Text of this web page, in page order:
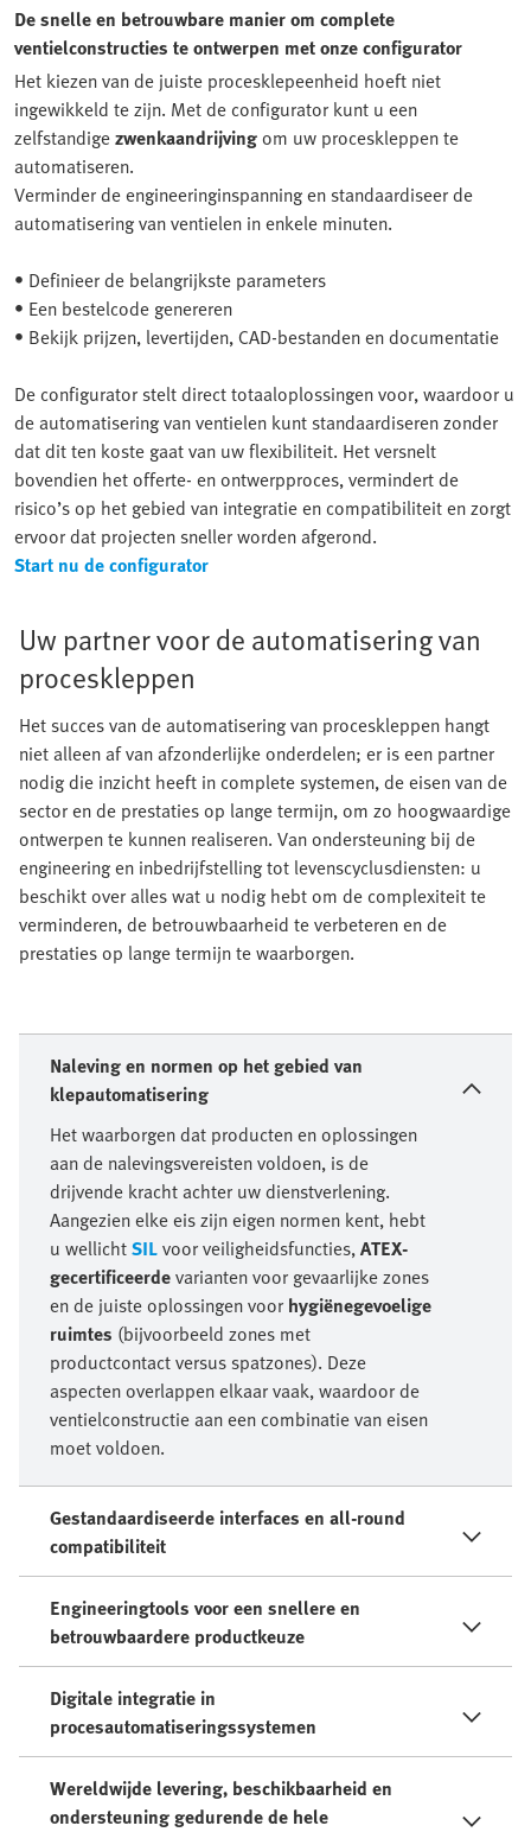
De snelle en betrouwbare manier om complete
ventielconstructies te ontwerpen met onze configurator
Het kiezen van de juiste procesklepeenheid hoeft niet
ingewikkeld te zijn. Met de configurator kunt u een
zelfstandigezwenkaandrijvingom uw proceskleppen te
automatiseren.
Verminder de engineeringinspanning en standaardiseer de
automatisering van ventielen in enkele minuten.
• Definieer de belangrijkste parameters
• Een bestelcode genereren
• Bekijk prijzen, levertijden, CAD-bestanden en documentatie
De configurator stelt direct totaaloplossingen voor, waardoor u
de automatisering van ventielen kunt standaardiseren zonder
dat dit ten koste gaat van uw flexibiliteit. Het versnelt
bovendien het offerte- en ontwerpproces, vermindert de
risico’s op het gebied van integratie en compatibiliteit en zorgt
ervoor dat projecten sneller worden afgerond.
Start nu de configurator
Uw partner voor de automatisering van
proceskleppen
Het succes van de automatisering van proceskleppen hangt
niet alleen af van afzonderlijke onderdelen; er is een partner
nodig die inzicht heeft in complete systemen, de eisen van de
sector en de prestaties op lange termijn, om zo hoogwaardige
ontwerpen te kunnen realiseren. Van ondersteuning bij de
engineering en inbedrijfstelling tot levenscyclusdiensten: u
beschikt over alles wat u nodig hebt om de complexiteit te
verminderen, de betrouwbaarheid te verbeteren en de
prestaties op lange termijn te waarborgen.
Naleving en normen op het gebied van
klepautomatisering
Het waarborgen dat producten en oplossingen
aan de nalevingsvereisten voldoen, is de
drijvende kracht achter uw dienstverlening.
Aangezien elke eis zijn eigen normen kent, hebt
u wellichtSILvoor veiligheidsfuncties,ATEX-
gecertificeerdevarianten voor gevaarlijke zones
en de juiste oplossingen voor hygiënegevoelige
ruimtes (bijvoorbeeld zones met
productcontact versus spatzones). Deze
aspecten overlappen elkaar vaak, waardoor de
ventielconstructie aan een combinatie van eisen
moet voldoen.
Gestandaardiseerde interfaces en all-round
compatibiliteit
Engineeringtools voor een snellere en
betrouwbaardere productkeuze
Digitale integratie in
procesautomatiseringssystemen
Wereldwijde levering, beschikbaarheid en
ondersteuning gedurende de hele